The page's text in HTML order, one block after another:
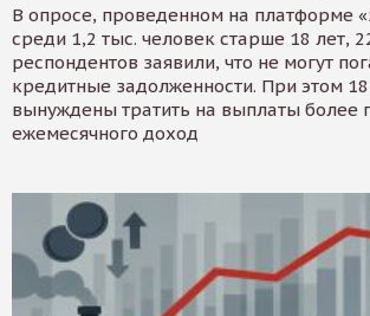
В опросе, проведенном на платформе
среди 1,2 тыс. человек старше 18 лет,
респондентов заявили, что не могут
кредитные задолженности. При этом
вынуждены тратить на выплаты более
ежемесячного доход